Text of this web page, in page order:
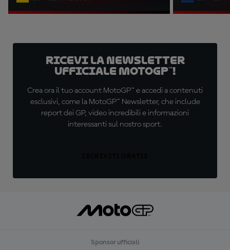
Ricevi la newsletter
ufficiale MotoGP™!
Crea ora il tuo account MotoGP™ e accedi a contenuti
esclusivi, come la MotoGP™ Newsletter, che include
report dei GP, video incredibili e informazioni
interessanti sul nostro sport.
Sponsor ufficiali